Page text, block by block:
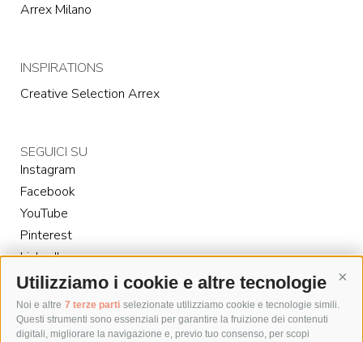
Utilizziamo i cookie e altre tecnologie
Noi e altre 7 terze parti selezionate utilizziamo cookie e tecnologie simili.
Questi strumenti sono essenziali per garantire la fruizione dei contenuti
digitali, migliorare la navigazione e, previo tuo consenso, per scopi
Arrex Milano
INSPIRATIONS
Creative Selection Arrex
SEGUICI SU
Instagram
Facebook
YouTube
Pinterest
LinkedIn